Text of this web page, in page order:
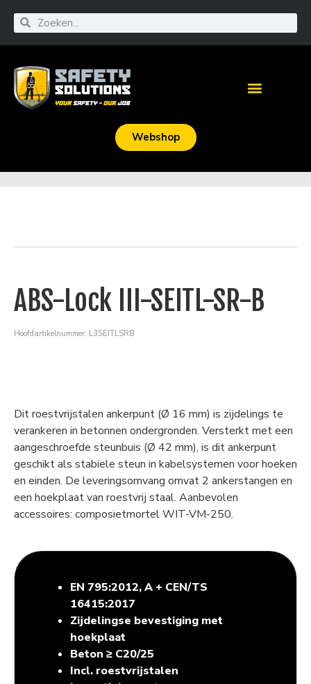
Webshop
ABS-Lock III-SEITL-SR-B
Hoofdartikelnummer: L3SEITLSRB
Dit roestvrijstalen ankerpunt (Ø 16 mm) is zijdelings te
verankeren in betonnen ondergronden. Versterkt met een
aangeschroefde steunbuis (Ø 42 mm), is dit ankerpunt
geschikt als stabiele steun in kabelsystemen voor hoeken
en einden. De leveringsomvang omvat 2 ankerstangen en
een hoekplaat van roestvrij staal. Aanbevolen
accessoires: composietmortel WIT-VM-250.
EN 795:2012, A + CEN/TS
16415:2017
Zijdelingse bevestiging met
hoekplaat
Beton ≥ C20/25
Incl. roestvrijstalen